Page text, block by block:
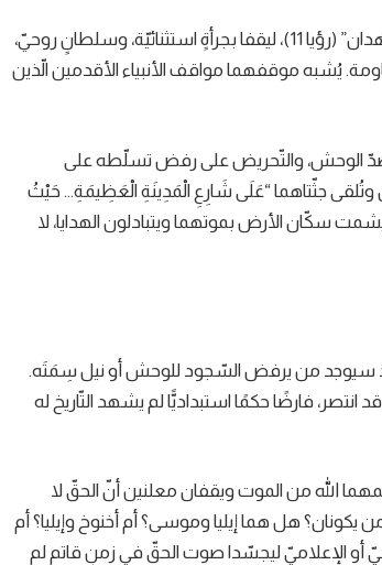
يكسر صمت هذا الخضوع أصواتٌ قليلة؛ إذ يظهر فجأة “النبيّان الشّاهدان” (رؤيا 11)، ليقفا بجرأةٍ استثنائيّة، وسلطانٍ روحيّ،
يُشبه موقفهما مواقف الأنبياء الأقدمين الّذين
ضدّ الوحش، والتّحريض على رفض تسلّطه على
وتُلقى جثّتاهما “عَلَى شَارِعِ الْمَدِينَةِ الْعَظِيمَةِ… حَيْثُ
سكّان الأرض بموتهما ويتبادلون الهدايا، لا
سيوجد من يرفض السّجود للوحش أو نيل سِمَتَه.
فارضًا حكمًا استبداديًّا لم يشهد التّاريخ له
الله من الموت ويقفان معلنين أنّ الحقّ لا
يكونان؟ هل هما إيليا وموسى؟ أم أخنوخ وإيليا؟ أم
أو الإعلاميّ ليجسّدا صوت الحقّ في زمنٍ قاتمٍ لم